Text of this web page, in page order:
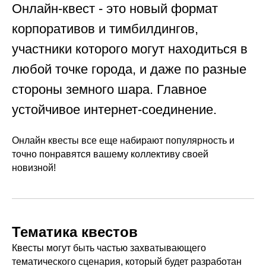
Онлайн-квест - это новый формат
корпоративов и тимбилдингов,
участники которого могут находиться в
любой точке города, и даже по разные
стороны земного шара. Главное
устойчивое интернет-соединение.
Онлайн квесты все еще набирают популярность и
точно понравятся вашему коллективу своей
новизной!
Тематика квестов
Квесты могут быть частью захватывающего
тематического сценария, который будет разработан